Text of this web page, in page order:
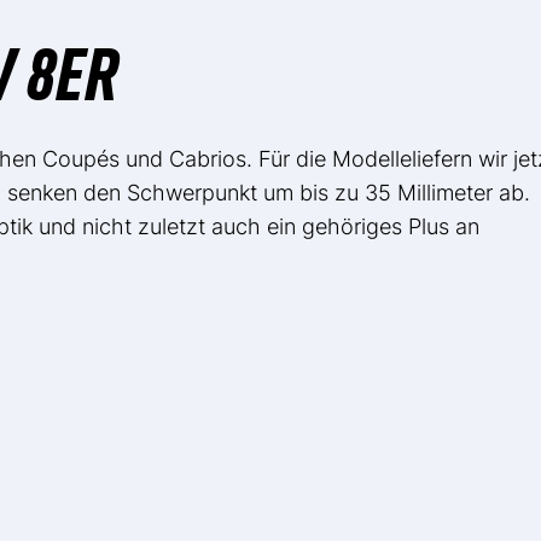
8ER
Coupés und Cabrios. Für die Modelleliefern wir
den Schwerpunkt um bis zu 35 Millimeter ab.
und nicht zuletzt auch ein gehöriges Plus an